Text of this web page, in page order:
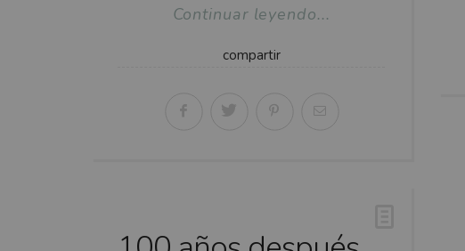
Continuar leyendo...
compartir